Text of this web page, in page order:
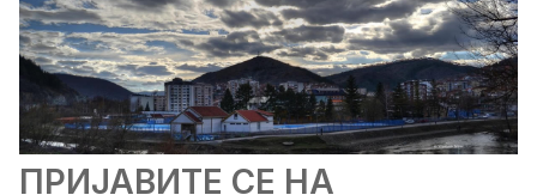
ПРИЈАВИТЕ СЕ НА